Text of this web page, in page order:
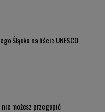
Śląska na liście UNESCO
możesz przegapić